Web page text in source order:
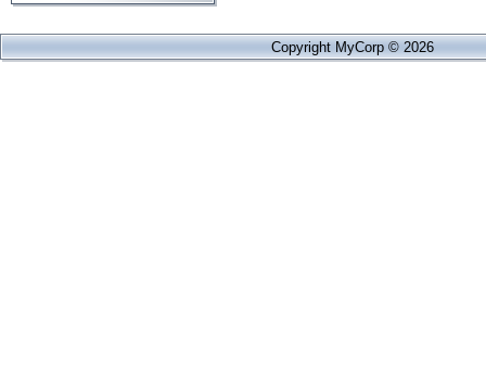
Copyright MyCorp © 2026